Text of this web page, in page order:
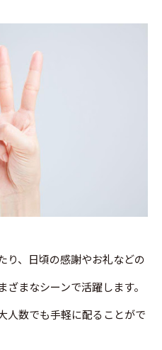
り、日頃の感謝やお礼などの
まなシーンで活躍します。
人数でも手軽に配ることがで